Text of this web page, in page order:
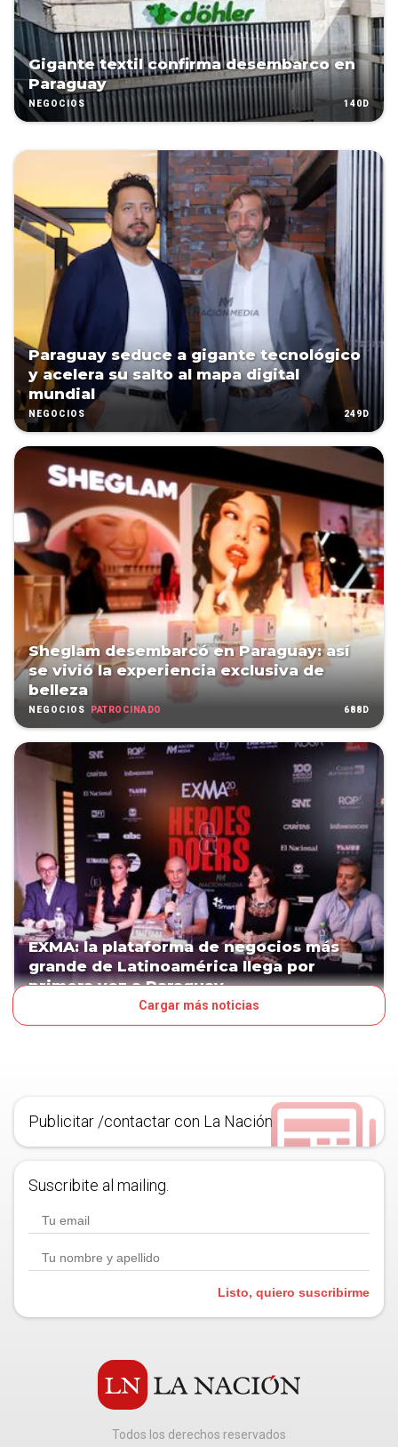
Gigante textil confirma desembarco en
Paraguay
NEGOCIOS 140D
Paraguay seduce a gigante tecnológico
y acelera su salto al mapa digital
mundial
NEGOCIOS 249D
Sheglam desembarcó en Paraguay: así
se vivió la experiencia exclusiva de
belleza
NEGOCIOS PATROCINADO 688D
EXMA: la plataforma de negocios más
grande de Latinoamérica llega por
primera vez a Paraguay
PATROCINADOCargar más noticias
Publicitar /contactar con La Nación
Suscribite al mailing.
Listo, quiero suscribirme
Todos los derechos reservados